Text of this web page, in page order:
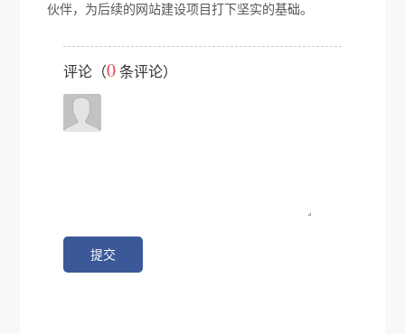
伙伴，为后续的网站建设项目打下坚实的基础。
评论（0条评论）